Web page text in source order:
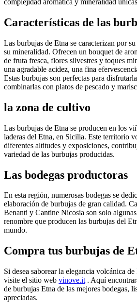
región
Sicilia
Color
Amarillo
Fabricantes
pueblo
Italia
capuchino nerello
Nerello Macalese
Nombre
cuando beberlo
Asar a la parrilla (muy duro)
Peculiaridades
complejidad aromática y mineralidad
Características de las
Las burbujas de Etna se caracterizan por
su mineralidad. Ofrecen un bouquet de
de fruta fresca, flores silvestres y toques
una agradable acidez, una fina
Estas burbujas son perfectas para
combinarlas con platos de pescado y
la zona de cultivo
Las burbujas de Etna se producen en los
laderas del Etna, en Sicilia. Este territorio
diferentes altitudes y exposiciones,
variedad de las burbujas producidas.
Las bodegas productoras
En esta región, numerosas bodegas se
elaboración de burbujas de gran calidad.
Benanti y Cantine Nicosia son solo
renombre que producen las burbujas del
mundo.
Compra tus burbujas de
Si desea saborear la elegancia volcánica
visite el sitio web vinove.it . Aquí
de burbujas Etna de las mejores bodegas,
apreciadas.